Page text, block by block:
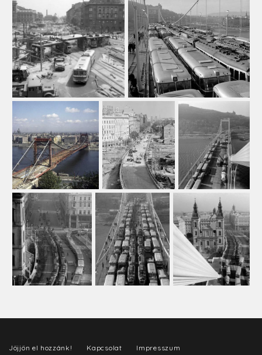
Jöjjön el hozzánk! Kapcsolat Impresszum